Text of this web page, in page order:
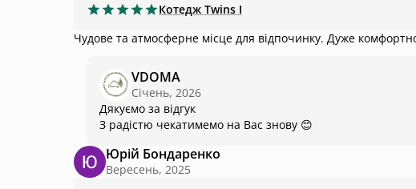
Котедж Twins I
Чудове та атмосферне місце для відпочинку. Дуже
VDOMA
Січень, 2026
Дякуємо за відгук
З радістю чекатимемо на Вас знову 😊
Юрій Бондаренко
Вересень, 2025